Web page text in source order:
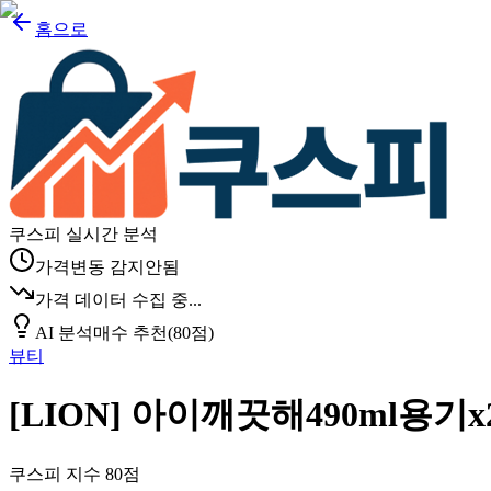
홈으로
쿠스피 실시간 분석
가격변동 감지안됨
가격 데이터 수집 중...
AI 분석매수 추천(80점)
뷰티
[LION] 아이깨끗해490ml용기
쿠스피 지수 80점